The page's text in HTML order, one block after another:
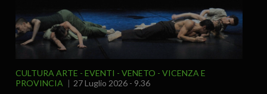
CULTURA ARTE EVENTI VENETO
VICENZA E
PROVINCIA
27 Luglio 2026 - 9.36